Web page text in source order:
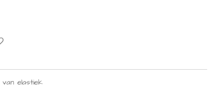
elastiek